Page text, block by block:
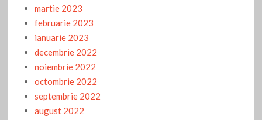
martie 2023
februarie 2023
ianuarie 2023
decembrie 2022
noiembrie 2022
octombrie 2022
septembrie 2022
august 2022